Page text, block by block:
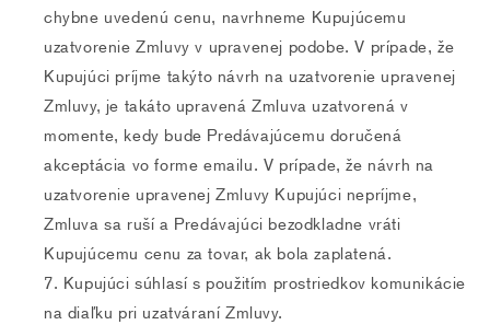
chybne uvedenú cenu, navrhneme Kupujúcemu
uzatvorenie Zmluvy v upravenej podobe. V prípade, že
Kupujúci príjme takýto návrh na uzatvorenie upravenej
Zmluvy, je takáto upravená Zmluva uzatvorená v
momente, kedy bude Predávajúcemu doručená
akceptácia vo forme emailu. V prípade, že návrh na
uzatvorenie upravenej Zmluvy Kupujúci nepríjme,
Zmluva sa ruší a Predávajúci bezodkladne vráti
Kupujúcemu cenu za tovar, ak bola zaplatená.
Kupujúci súhlasí s použitím prostriedkov komunikácie
na diaľku pri uzatváraní Zmluvy.